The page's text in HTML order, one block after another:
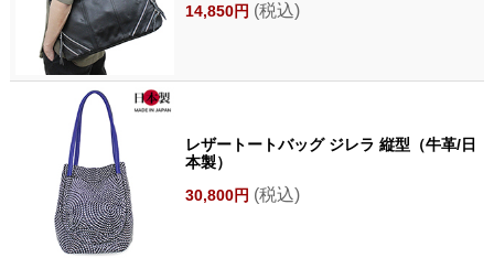
14,850円 (税込)
レザートートバッグ ジレラ 縦型（牛革/日
本製）
30,800円 (税込)